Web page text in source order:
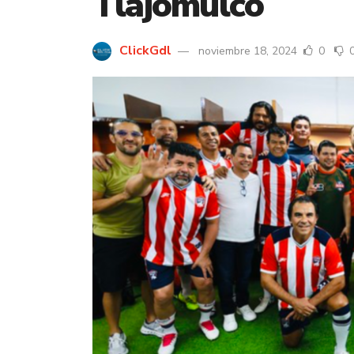
ClickGdl noviembre 18, 2024 0